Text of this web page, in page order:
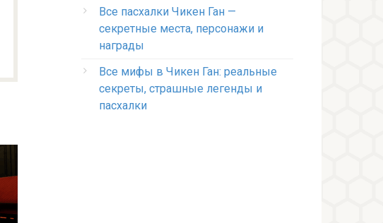
Все пасхалки Чикен Ган —
секретные места, персонажи и
награды
Все мифы в Чикен Ган: реальные
секреты, страшные легенды и
пасхалки